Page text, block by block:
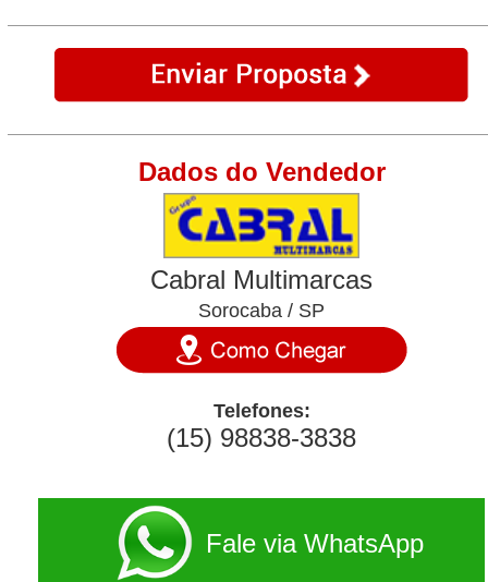
Dados do Vendedor
Cabral Multimarcas
Sorocaba / SP
Telefones:
(15) 98838-3838
Fale via WhatsApp